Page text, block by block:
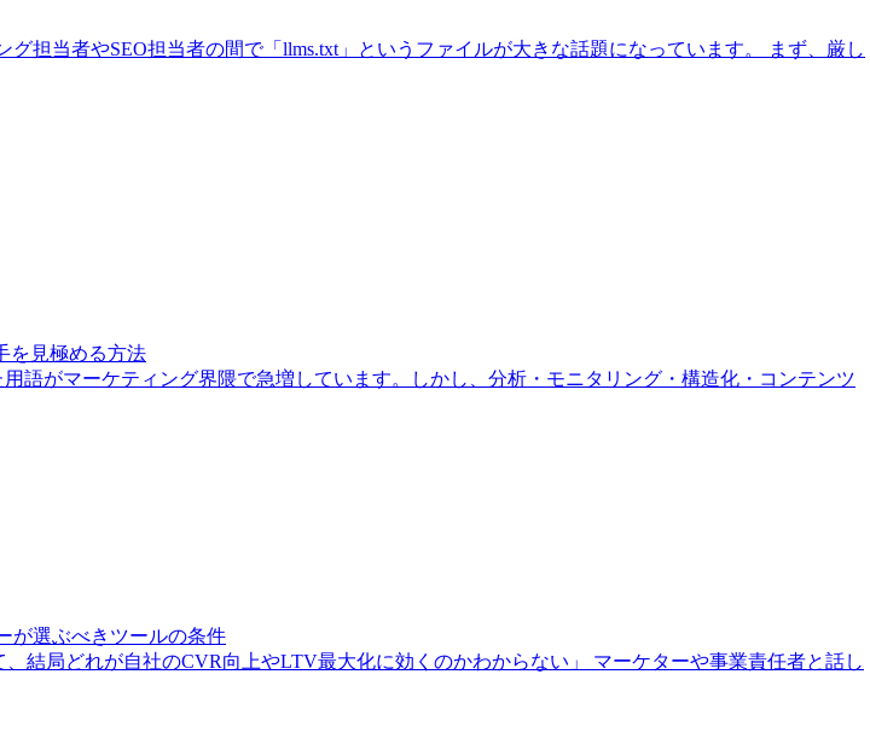
担当者やSEO担当者の間で「llms.txt」というファイルが大きな話題になっています。 まず、厳し
を見極める方法
語がマーケティング界隈で急増しています。しかし、分析・モニタリング・構造化・コンテンツ
が選ぶべきツールの条件
結局どれが自社のCVR向上やLTV最大化に効くのかわからない」 マーケターや事業責任者と話し